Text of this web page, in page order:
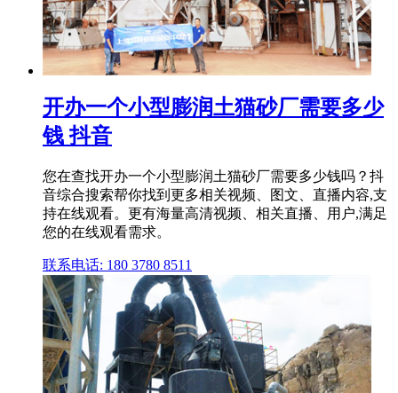
开办一个小型膨润土猫砂厂需要多少
钱 抖音
您在查找开办一个小型膨润土猫砂厂需要多少钱吗？抖
音综合搜索帮你找到更多相关视频、图文、直播内容,支
持在线观看。更有海量高清视频、相关直播、用户,满足
您的在线观看需求。
联系电话: 180 3780 8511